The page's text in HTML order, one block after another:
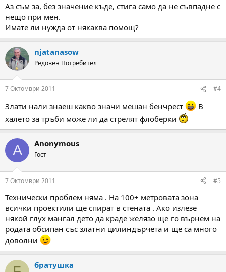
Аз съм за, без значение къде, стига само да не съвпадне с
нещо при мен.
Имате ли нужда от някаква помощ?
njatanasow
Редовен Потребител
7 Октомври 2011 #4
Злати нали знаеш какво значи мешан бенчрест
В
халето за тръби може ли да стрелят флоберки
A Anonymous
Гост
7 Октомври 2011 #5
Технически проблем няма . На 100+ метровата зона
всички проектили ще спират в стената . Ако излезе
някой глух мангал дето да краде желязо ще го върнем на
родата обсипан със златни цилиндърчета и ще са много
доволни
братушка